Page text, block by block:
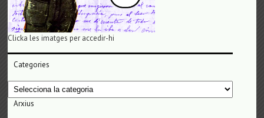
Clicka les imatges per accedir-hi
Categories
Categories
Arxius